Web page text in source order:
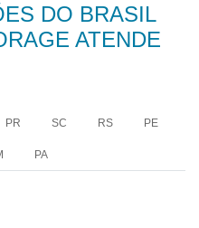
DO BRASIL
ATENDE
PR SC RS PE
PA